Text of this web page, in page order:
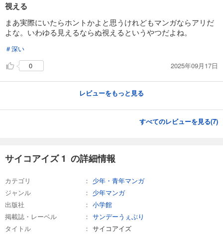
視える
まあ実際にいたらホントかよと思うけれどもマンガならアリだ
よな。いわゆる見えるならぬ視えるというやつだよね。
＃深い
0
2025年09月17日
レビューをもっと見る
すべてのレビューを見る(7)
サイコアイズ 1 の詳細情報
カテゴリ
少年・青年マンガ
ジャンル
少年マンガ
出版社
小学館
掲載誌・レーベル
サンデーうぇぶり
タイトル
サイコアイズ